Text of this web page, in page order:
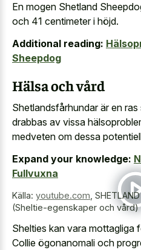
En mogen Shetland
och 41 centimeter i höjd.
Additional reading:
Sheepdog
Hälsa och vård
Shetlandsfårhundar är en
drabbas av vissa
medveten om dessa
Expand your knowledge:
Fullvuxna
Källa: youtube.com
(Sheltie-egenskaper och vård)
Shelties kan vara mottagliga
Collie ögonanomali och